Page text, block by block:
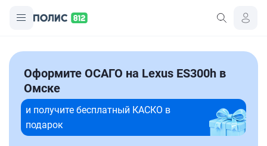
Оформите ОСАГО на Lexus ES300h в
Омске
и получите бесплатный КАСКО в
подарок